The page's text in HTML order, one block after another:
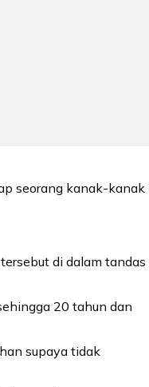
seorang kanak-kanak
di dalam tandas
20 tahun dan
supaya tidak